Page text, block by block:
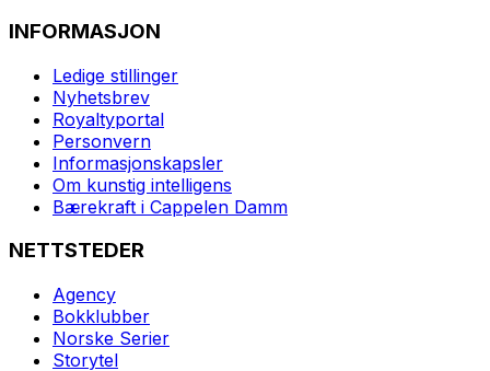
INFORMASJON
Ledige stillinger
Nyhetsbrev
Royaltyportal
Personvern
Informasjonskapsler
Om kunstig intelligens
Bærekraft i Cappelen Damm
NETTSTEDER
Agency
Bokklubber
Norske Serier
Storytel